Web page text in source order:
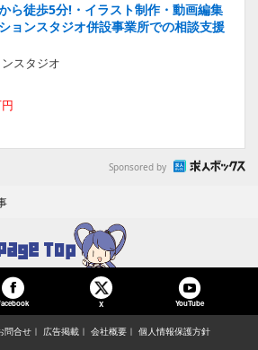
ら徒歩5分!・イラスト制作・動画編集
ョンスタジオ併設事業所での相談支援
スタジオ
Sponsored by
X YouTube
問合せ 広告掲載 会社概要 個人情報保護方針